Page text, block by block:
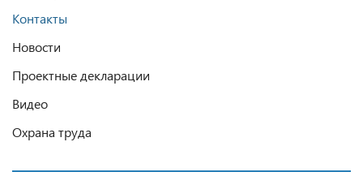
Контакты
Новости
Проектные декларации
Видео
Охрана труда